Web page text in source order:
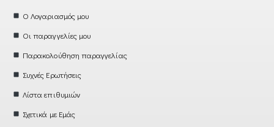
Ο Λογαριασμός μου
Οι παραγγελίες μου
Παρακολούθηση παραγγελίας
Συχνές Ερωτήσεις
Λίστα επιθυμιών
Σχετικά με Εμάς